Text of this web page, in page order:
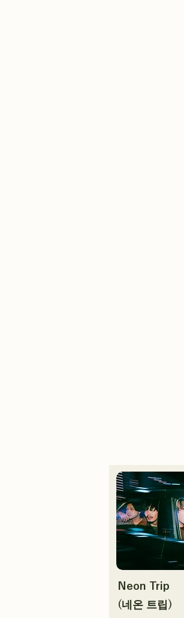
Neon Trip
(네온 트립)